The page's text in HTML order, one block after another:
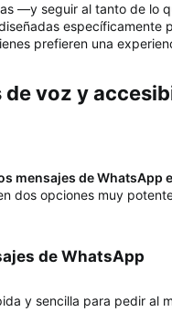
—y seguir al tanto de lo
prefieren una
voz y
mensajes de WhatsApp
dos opciones muy
de WhatsApp​
y sencilla para pedir al